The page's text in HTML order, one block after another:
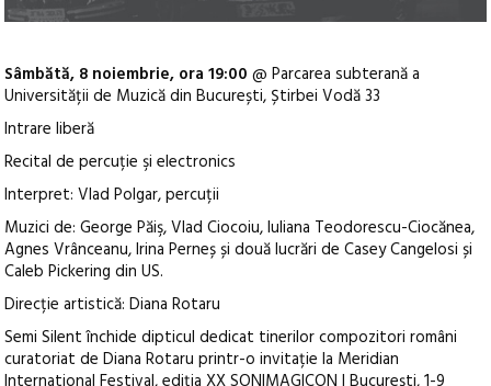
Sâmbătă, 8 noiembrie, ora 19:00 @Parcarea subterană a
Universității de Muzică din București, Știrbei Vodă 33
Intrare liberă
Recital de percuție şi electronics
Interpret: Vlad Polgar, percuții
Muzici de: George Păiş, Vlad Ciocoiu, Iuliana Teodorescu-Ciocănea,
Agnes Vrânceanu, Irina Perneș și două lucrări de Casey Cangelosi și
Caleb Pickering din US.
Direcție artistică: Diana Rotaru
Semi Silent închide dipticul dedicat tinerilor compozitori români
curatoriat de Diana Rotaru printr-o invitație la Meridian